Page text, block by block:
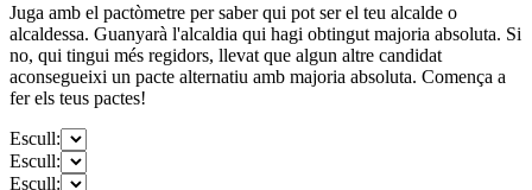
Juga amb el pactòmetre per saber qui pot ser el teu alcalde o
alcaldessa. Guanyarà l'alcaldia qui hagi obtingut majoria absoluta. Si
no, qui tingui més regidors, llevat que algun altre candidat
aconsegueixi un pacte alternatiu amb majoria absoluta. Comença a
fer els teus pactes!
Escull:
Escull:
Escull: